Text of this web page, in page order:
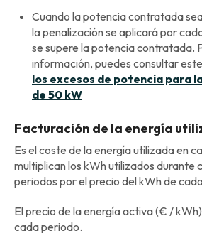
Cuando la potencia contratada
la penalización se aplicará por
se supere la potencia contratada.
información, puedes consultar
los excesos de potencia para
de 50 kW
Facturación de la energía
Es el coste de la energía utilizada en
multiplican los kWh utilizados durante
periodos por el precio del kWh de
El precio de la energía activa (€ /
cada periodo.